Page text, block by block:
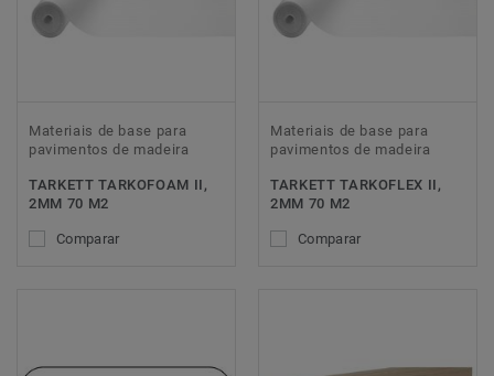
Materiais de base para
pavimentos de madeira
TARKETT TARKOFOAM II,
2MM 70 M2
Comparar
Materiais de base para
pavimentos de madeira
TARKETT TARKOFLEX II,
2MM 70 M2
Comparar